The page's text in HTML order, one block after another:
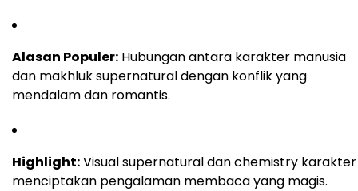
Alasan Populer: Hubungan antara karakter manusia
dan makhluk supernatural dengan konflik yang
mendalam dan romantis.
Highlight:Visual supernatural dan chemistry karakter
menciptakan pengalaman membaca yang magis.